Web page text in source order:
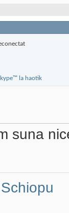
suna